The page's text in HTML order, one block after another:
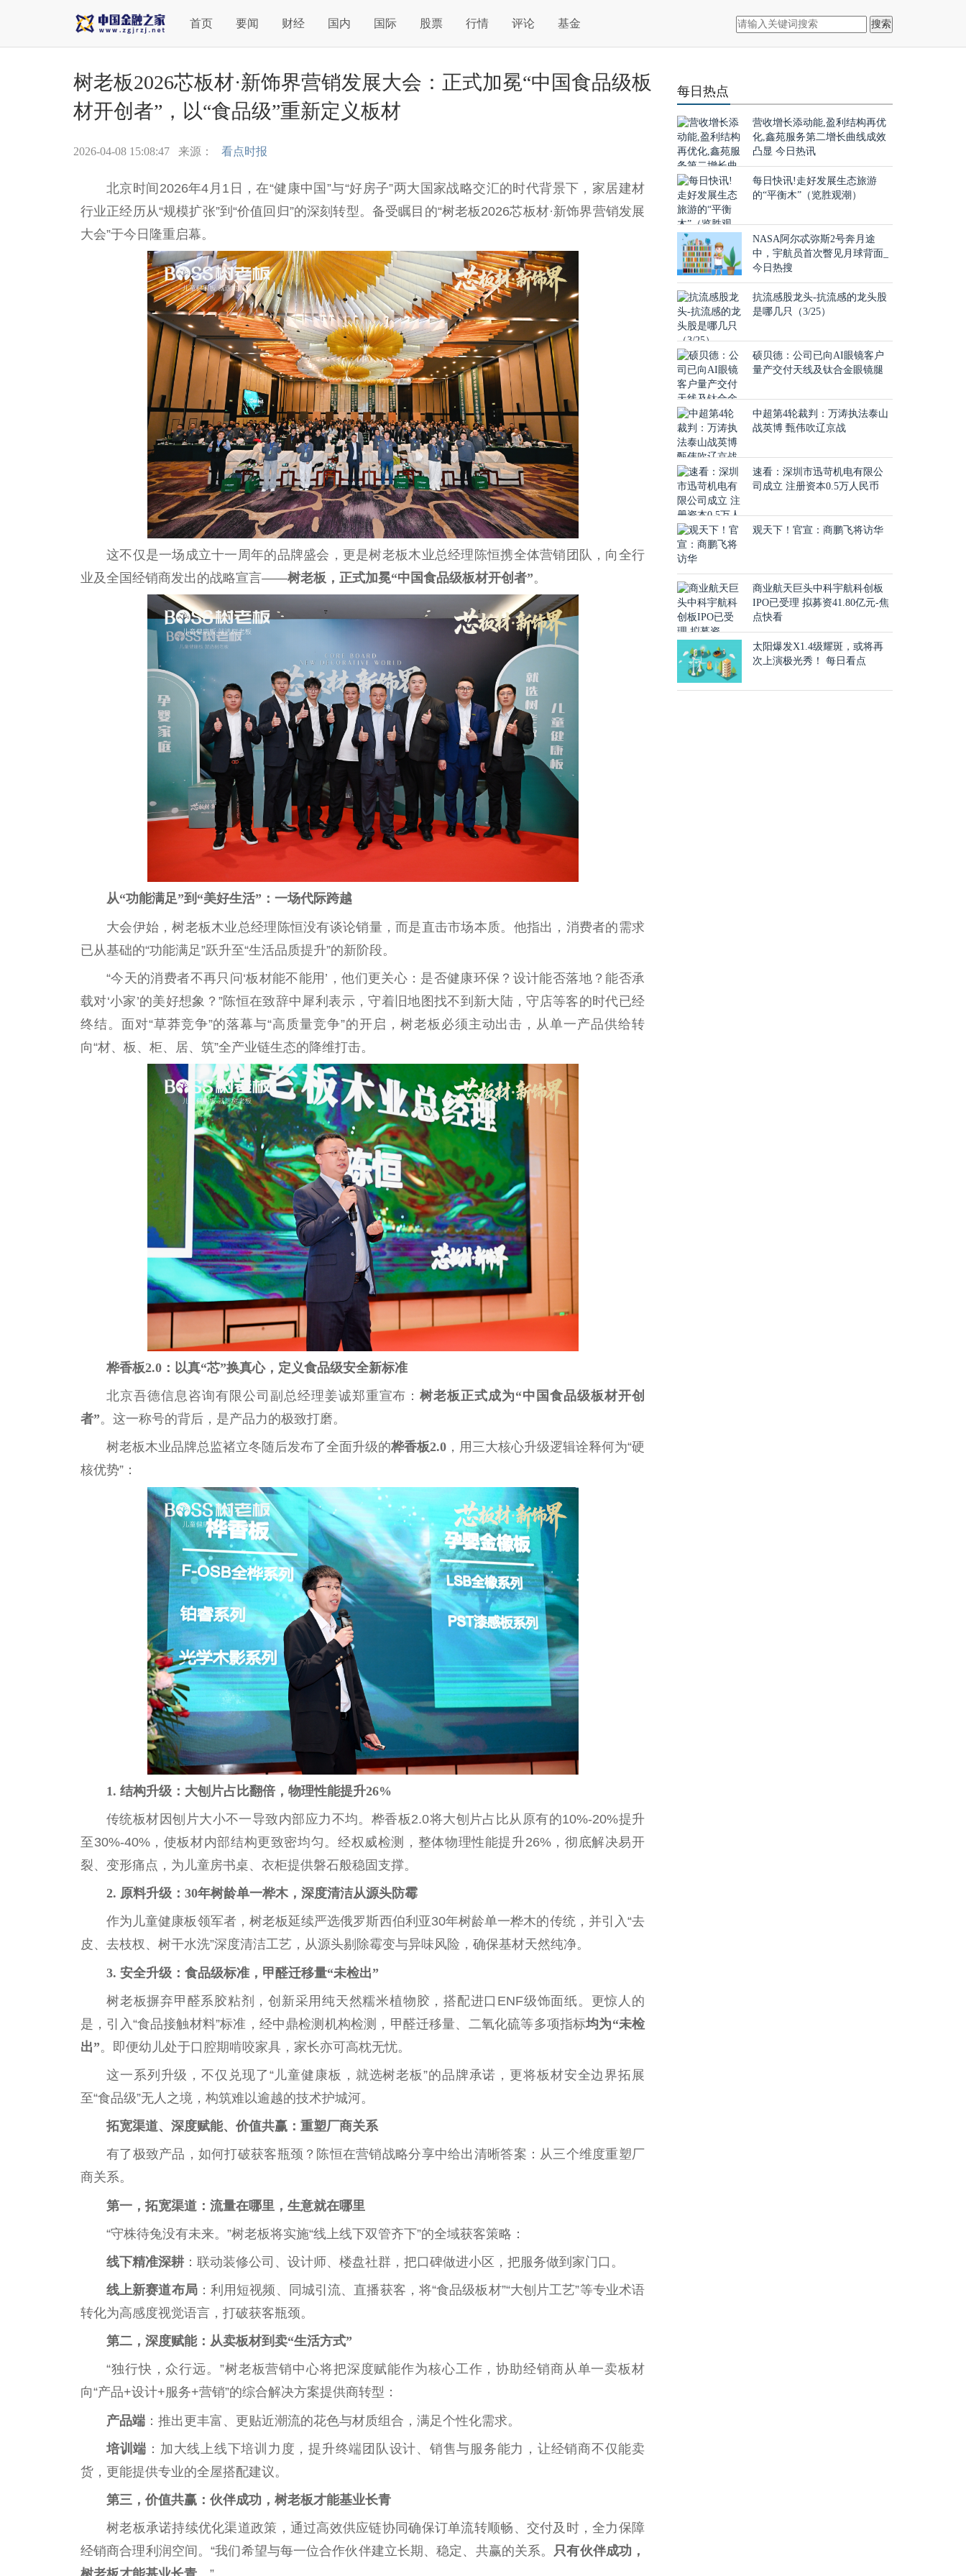
首页 要闻 财经 国内 国际 股票 行情 评论 基金 搜索
树老板2026芯板材·新饰界营销发展大会：正式加冕“中国食品级板
材开创者”，以“食品级”重新定义板材
2026-04-08 15:08:47 来源： 看点时报
北京时间2026年4月1日，在“健康中国 ”与“好房子”两大 国家战略交汇的时代背景下，家居建材
行业正经历从“规模扩张”到“价值回归”的深刻转型。备受瞩目的“树老板2026芯板材·新饰界营销发展
大会”于今日隆重启幕。
这不仅是一场成立十一周年的品牌盛会，更是树老板木业总经理陈恒携全体营销团队，向全行
业及全国经销商发出的战略宣言——树老板，正式加冕“中国食品级板材开创者”。
从“功能满足”到“美好生活”：一场代际跨越
大会伊始，树老板木业总经理陈恒没有谈论销量，而是直击市场本质。他指出，消费者的需求
已从基础的“功能满足”跃升至“生活品质提升”的新阶段。
“今天的消费者不再只问‘板材能不能用’，他们更关心：是否健康环保？设计能否落地？能否承
载对‘小家’的美好想象？”陈恒在致辞中犀利表示，守着旧地图找不到新大陆，守店等客的时代已经
终结。面对“草莽竞争”的落幕与“高质量竞争”的开启，树老板必须主动出击，从单一产品供给转
向“材、板、柜、居、筑”全产业链生态的降维打击。
桦香板2.0：以真“芯”换真心，定义食品级安全新标准
北京吾德信息咨询有限公司副 总经理姜诚郑重宣布：树老板正式成为“中国食品级板材开创
者”。这一称号的背后，是产品力的极致打磨。
树老板木业品牌总监褚立冬随后发布了全面升级的桦香板2.0 ，用三大核心升级逻辑诠释何为“硬
核优势”：
1. 结构升级：大刨片占比翻倍，物理性能提升26%
传统板材因刨片大小不一导致内部应力不均。桦香板2.0将大刨片占比从原有的10%-20%提升
至30%-40%，使板材内部结构更致密均匀。经权威检测，整体物理性能提升26%，彻底解决易开
裂、变形痛点，为儿童房书桌、衣柜提供磐石般稳固支撑。
2. 原料升级：30年树龄单一桦木，深度清洁从源头防霉
作为儿童健康板领军者，树老板延续严选俄罗斯西伯利亚30年树龄单一桦木的传统，并引入“去
皮、去枝杈、树干水洗”深度清洁工艺，从源头剔除霉变与异味风险，确保基材天然纯净。
3. 安全升级：食品级标准，甲醛迁移量“未检出”
树老板摒弃甲醛系胶粘剂，创新采用纯天然糯米植物胶，搭配进口ENF级饰面纸。更惊人的
是，引入“食品接触材料”标准，经中鼎检测机构检测，甲醛迁移量、二氧化硫等多项指标均为“未检
出”。即便幼儿处于口腔期啃咬家具，家长亦可高枕无忧。
这一系列升级，不仅兑现了“儿童健康板，就选树老板”的品牌承诺，更将板材安全边界拓展
至“食品级”无人之境，构筑难以逾越的技术护城河。
拓宽渠道、深度赋能、价值共赢：重塑厂商关系
有了极致产品，如何打破获客瓶颈？陈恒在营销战略分享中给出清晰答案：从三个维度重塑厂
商关系。
第一，拓宽渠道：流量在哪里，生意就在哪里
“守株待兔没有未来。”树老板将实施“线上线下双管齐下”的全域获客策略：
线下精准深耕：联动装修公司、设计师、楼盘社群，把口碑做进小区，把服务做到家门口。
线上新赛道布局：利用短视频、同城引流、直播获客，将“食品级板材”“大刨片工艺”等专业术语
转化为高感度视觉语言，打破获客瓶颈。
第二，深度赋能：从卖板材到卖“生活方式”
“独行快，众行远。”树老板营销中心将把深度赋能作为核心工作，协助经销商从单一卖板材
向“产品+设计+服务+营销”的综合解决方案提供商转型：
产品端 ：推出更丰富、更贴近潮流的花色与材质组合，满足个性化需求。
培训端 ：加大线上线下培训力度，提升终端团队设计、销售与服务能力，让经销商不仅能卖
货，更能提供专业的全屋搭配建议。
第三，价值共赢：伙伴成功，树老板才能基业长青
树老板承诺持续优化渠道政策，通过高效供应链协同确保订单流转顺畅、交付及时，全力保障
经销商合理利润空间。“我们希望与每一位合作伙伴建立长期、稳定、共赢的关系。 只有伙伴成功，
每日热点
营收增长添动能,盈利结构再优
化,鑫苑服务第二增长曲线成效
凸显 今日热讯
每日快讯!走好发展生态旅游
的“平衡木”（览胜观潮）
NASA阿尔忒弥斯2号奔月途
中，宇航员首次瞥见月球背面_
今日热搜
抗流感股龙头-抗流感的龙头股
是哪几只（3/25）
硕贝德：公司已向AI眼镜客户
量产交付天线及钛合金眼镜腿
中超第4轮裁判：万涛执法泰山
战英博 甄伟吹辽京战
速看：深圳市迅苛机电有限公
司成立 注册资本0.5万人民币
观天下！官宣：商鹏飞将访华
商业航天巨头中科宇航科创板
IPO已受理 拟募资41.80亿元-焦
点快看
太阳爆发X1.4级耀斑，或将再
次上演极光秀！ 每日看点